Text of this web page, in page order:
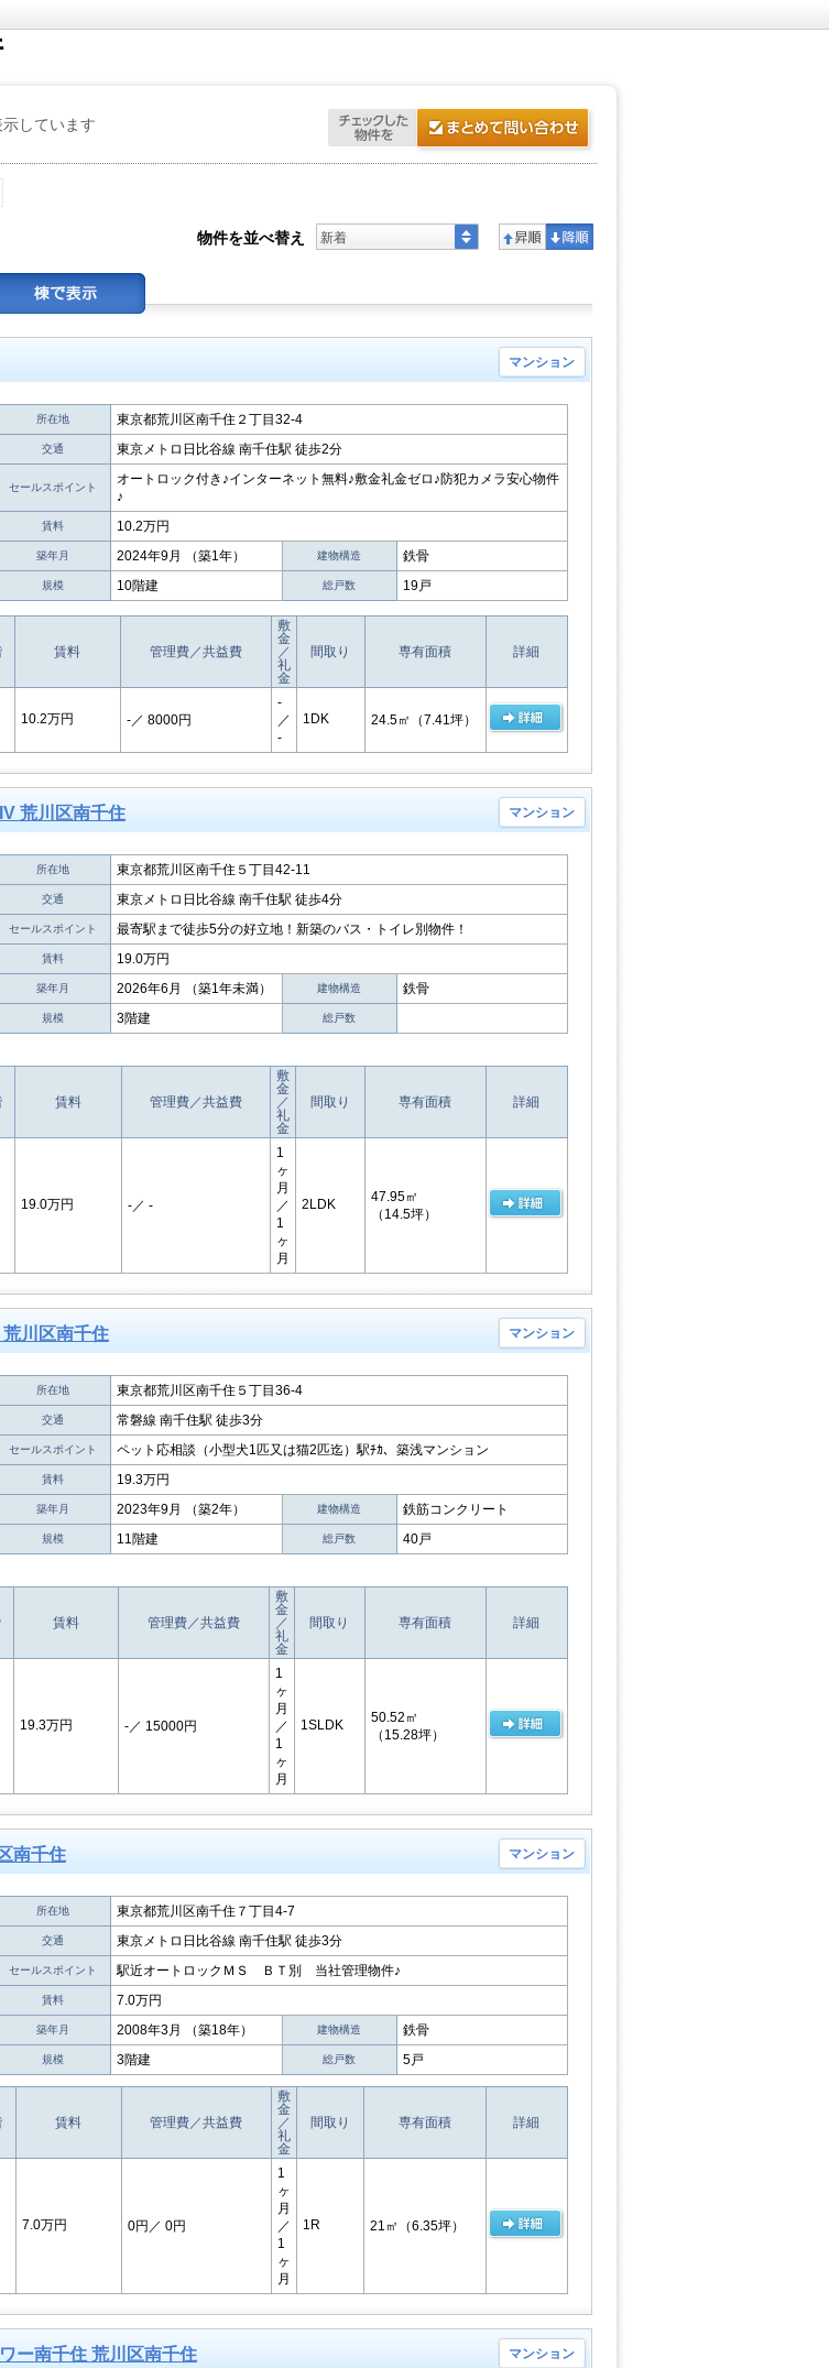
しています
物件を並べ替え 新着
マンション
所在地 東京都荒川区南千住２丁目32-4
交通 東京メトロ日比谷線 南千住駅 徒歩2分
セールスポイント
オートロック付き♪インターネット無料♪敷金礼金ゼロ♪防犯カメラ安心物件
♪
賃料 10.2万円
築年月 2024年9月 （築1年） 建物構造 鉄骨
規模 10階建 総戸数 19戸
賃料 管理費／共益費
敷
金
／
礼
金
間取り 専有面積 詳細
10.2万円 -／ 8000円
-
／
-
1DK 24.5㎡ （7.41坪）
荒川区南千住 マンション
所在地 東京都荒川区南千住５丁目42-11
交通 東京メトロ日比谷線 南千住駅 徒歩4分
セールスポイント 最寄駅まで徒歩5分の好立地！新築のバス・トイレ別物件！
賃料 19.0万円
築年月 2026年6月 （築1年未満） 建物構造 鉄骨
規模 3階建 総戸数
賃料 管理費／共益費
敷
金
／
礼
金
間取り 専有面積 詳細
19.0万円 -／ -
1
ヶ
月
／
1
ヶ
月
2LDK
47.95㎡
（14.5坪）
川区南千住 マンション
所在地 東京都荒川区南千住５丁目36-4
交通 常磐線 南千住駅 徒歩3分
セールスポイント ペット応相談（小型犬1匹又は猫2匹迄）駅ﾁｶ、築浅マンション
賃料 19.3万円
築年月 2023年9月 （築2年） 建物構造 鉄筋コンクリート
規模 11階建 総戸数 40戸
賃料 管理費／共益費
敷
金
／
礼
金
間取り 専有面積 詳細
19.3万円 -／ 15000円
1
ヶ
月
／
1
ヶ
月
1SLDK
50.52㎡
（15.28坪）
南千住 マンション
所在地 東京都荒川区南千住７丁目4-7
交通 東京メトロ日比谷線 南千住駅 徒歩3分
セールスポイント 駅近オートロックＭＳ ＢＴ別 当社管理物件♪
賃料 7.0万円
築年月 2008年3月 （築18年） 建物構造 鉄骨
規模 3階建 総戸数 5戸
賃料 管理費／共益費
敷
金
／
礼
金
間取り 専有面積 詳細
7.0万円 0円 ／ 0円
1
ヶ
月
／
1
ヶ
月
1R 21㎡ （6.35坪）
ー南千住 荒川区南千住 マンション